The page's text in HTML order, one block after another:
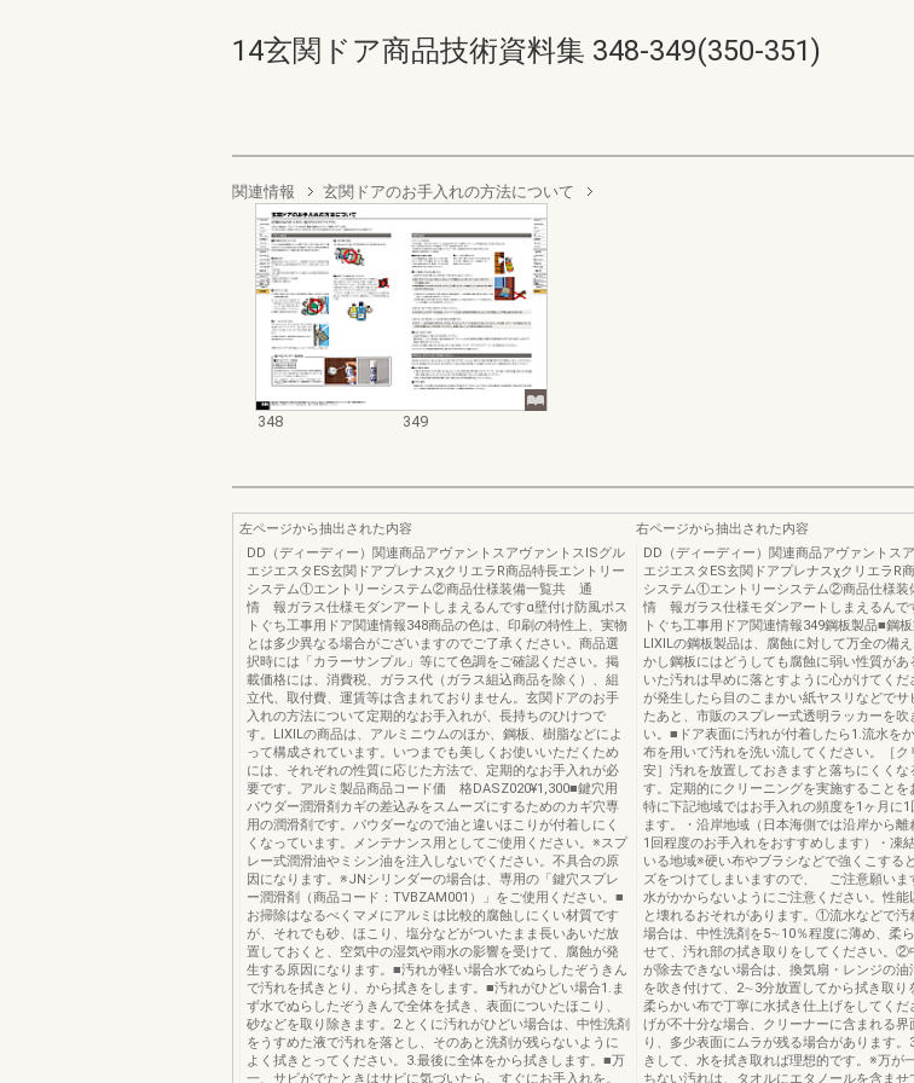
14玄関ドア商品技術資料集 348-349(350-351)
関連情報 玄関ドアのお手入れの方法について
348 349
左ページから抽出された内容
DD（ディーディー）関連商品アヴァントスアヴァントスISグル
エジエスタES玄関ドアプレナスχクリエラR商品特長エントリー
システム①エントリーシステム②商品仕様装備一覧共 通
情 報ガラス仕様モダンアートしまえるんですα壁付け防風ポス
トぐち工事用ドア関連情報348商品の色は、印刷の特性上、実物
とは多少異なる場合がございますのでご了承ください。商品選
択時には「カラーサンプル」等にて色調をご確認ください。掲
載価格には、消費税、ガラス代（ガラス組込商品を除く）、組
立代、取付費、運賃等は含まれておりません。玄関ドアのお手
入れの方法について定期的なお手入れが、長持ちのひけつで
す。LIXILの商品は、アルミニウムのほか、鋼板、樹脂などによ
って構成されています。いつまでも美しくお使いいただくため
には、それぞれの性質に応じた方法で、定期的なお手入れが必
要です。アルミ製品商品コード価 格DASZ020¥1,300■鍵穴用
パウダー潤滑剤カギの差込みをスムーズにするためのカギ穴専
用の潤滑剤です。パウダーなので油と違いほこりが付着しにく
くなっています。メンテナンス用としてご使用ください。※スプ
レー式潤滑油やミシン油を注入しないでください。不具合の原
因になります。※JNシリンダーの場合は、専用の「鍵穴スプレ
ー潤滑剤（商品コード：TVBZAM001）」をご使用ください。■
お掃除はなるべくマメにアルミは比較的腐蝕しにくい材質です
が、それでも砂、ほこり、塩分などがついたまま長いあいだ放
置しておくと、空気中の湿気や雨水の影響を受けて、腐蝕が発
生する原因になります。■汚れが軽い場合水でぬらしたぞうきん
で汚れを拭きとり、から拭きをします。■汚れがひどい場合1.ま
ず水でぬらしたぞうきんで全体を拭き、表面についたほこり、
砂などを取り除きます。2.とくに汚れがひどい場合は、中性洗剤
をうすめた液で汚れを落とし、そのあと洗剤が残らないように
よく拭きとってください。3.最後に全体をから拭きします。■万
一、サビがでたときはサビに気づいたら、すぐにお手入れを。
右ページから抽出された内容
DD（ディーディー）関連商品アヴァントス
エジエスタES玄関ドアプレナスχクリエラR
システム①エントリーシステム②商品仕様
情 報ガラス仕様モダンアートしまえるんで
トぐち工事用ドア関連情報349鋼板製品■鋼
LIXILの鋼板製品は、腐蝕に対して万全の備
かし鋼板にはどうしても腐蝕に弱い性質があ
いた汚れは早めに落とすように心がけてく
が発生したら目のこまかい紙ヤスリなどでサ
たあと、市販のスプレー式透明ラッカーを吹
い。■ドア表面に汚れが付着したら1.流水を
布を用いて汚れを洗い流してください。［ク
安］汚れを放置しておきますと落ちにくくな
す。定期的にクリーニングを実施することを
特に下記地域ではお手入れの頻度を1ヶ月に1
ます。・沿岸地域（日本海側では沿岸から離
1回程度のお手入れをおすすめします）・凍
いる地域※硬い布やブラシなどで強くこする
ズをつけてしまいますので、 ご注意願いま
水がかからないようにご注意ください。性能
と壊れるおそれがあります。①流水などで汚
場合は、中性洗剤を5∼10％程度に薄め、柔
せて、汚れ部の拭き取りをしてください。②
が除去できない場合は、換気扇・レンジの油
を吹き付けて、2∼3分放置してから拭き取り
柔らかい布で丁寧に水拭き仕上げをしてくだ
げが不十分な場合、クリーナーに含まれる界
り、多少表面にムラが残る場合があります
きして、水を拭き取れば理想的です。※万が
ちない汚れは、タオルにエタノールを含ませ